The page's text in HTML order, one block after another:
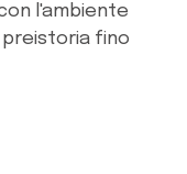
l'ambiente
preistoria fino